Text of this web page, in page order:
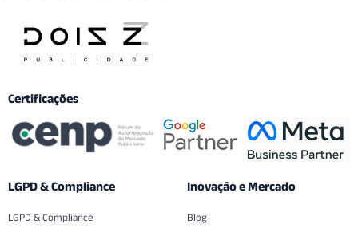
Certificações
LGPD & Compliance
LGPD & Compliance
Inovação e Mercado
Blog